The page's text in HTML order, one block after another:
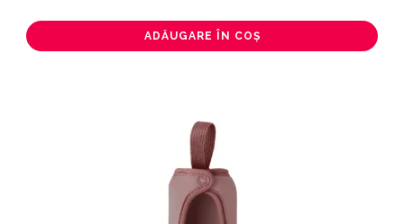
ADĂUGARE ÎN COȘ